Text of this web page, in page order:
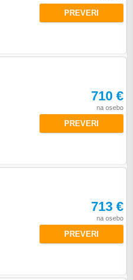
PREVERI
710 €
na osebo
PREVERI
713 €
na osebo
PREVERI